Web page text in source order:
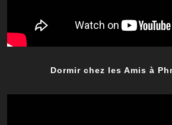
Dormir chez les Amis à